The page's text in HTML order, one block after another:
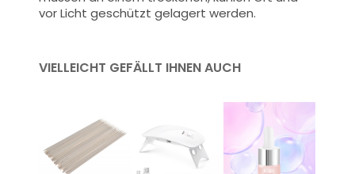
vor Licht geschützt gelagert werden.
VIELLEICHT GEFÄLLT IHNEN AUCH